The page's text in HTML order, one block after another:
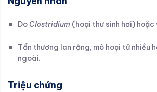
DoClostridium (hoại thư sinh hơi) hoặc
Tổn thương lan rộng, mô hoại tử nhiều
ngoài.
Triệu chứng